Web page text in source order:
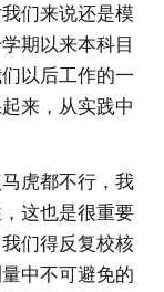
们来说还是模
期以来本科目
以后工作的一
来，从实践中
虎都不行，我
这也是很重要
们得反复校核
中不可避免的